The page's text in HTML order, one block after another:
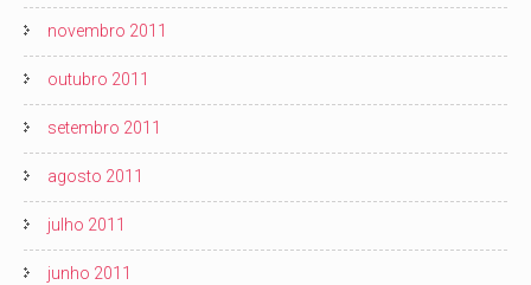
novembro 2011
outubro 2011
setembro 2011
agosto 2011
julho 2011
junho 2011